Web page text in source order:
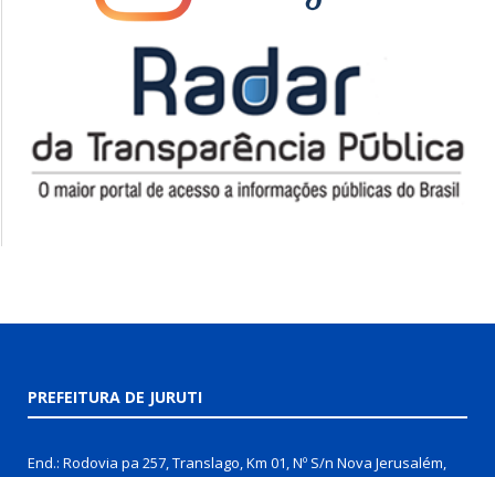
PREFEITURA DE JURUTI
End.: Rodovia pa 257, Translago, Km 01, Nº S/n Nova Jerusalém,